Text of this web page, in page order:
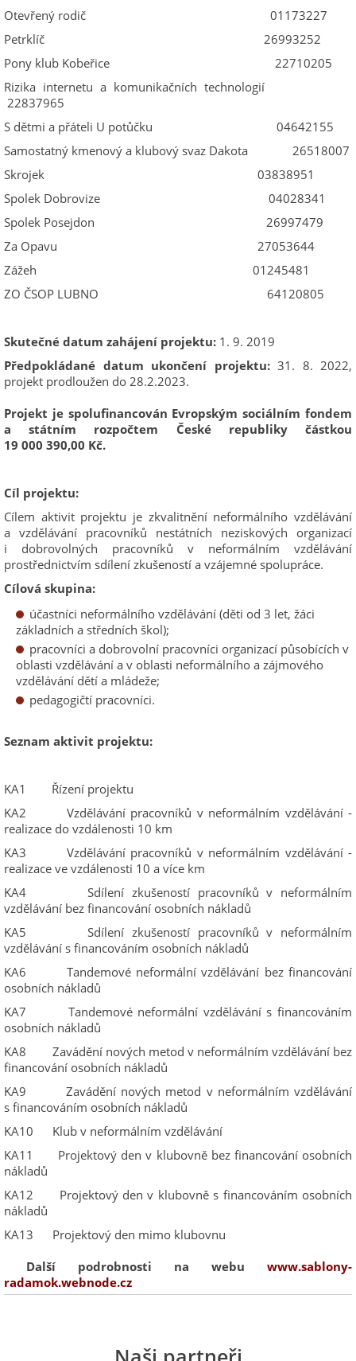
Otevřený rodič 01173227
Petrklíč 26993252
Pony klub Kobeřice 22710205
Rizika internetu a komunikačních technologií
22837965
S dětmi a přáteli U potůčku 04642155
Samostatný kmenový a klubový svaz Dakota 26518007
Skrojek 03838951
Spolek Dobrovize 04028341
Spolek Posejdon 26997479
Za Opavu 27053644
Zážeh 01245481
ZO ČSOP LUBNO 64120805
Skutečné datum zahájení projektu: 1. 9. 2019
Předpokládané datum ukončení projektu:31. 8. 2022,
projekt prodloužen do 28.2.2023.
Projekt je spolufinancován Evropským sociálním fondem
a státním rozpočtem České republiky částkou
19 000 390,00 Kč.
Cíl projektu:
Cílem aktivit projektu je zkvalitnění neformálního vzdělávání
a vzdělávání pracovníků nestátních neziskových organizací
i dobrovolných pracovníků v neformálním vzdělávání
prostřednictvím sdílení zkušeností a vzájemné spolupráce.
Cílová skupina:
účastníci neformálního vzdělávání (děti od 3 let, žáci
základních a středních škol);
pracovníci a dobrovolní pracovníci organizací působících v
oblasti vzdělávání a v oblasti neformálního a zájmového
vzdělávání dětí a mládeže;
pedagogičtí pracovníci.
Seznam aktivit projektu:
KA1 Řízení projektu
KA2 Vzdělávání pracovníků v neformálním vzdělávání -
realizace do vzdálenosti 10 km
KA3 Vzdělávání pracovníků v neformálním vzdělávání -
realizace ve vzdálenosti 10 a více km
KA4 Sdílení zkušeností pracovníků v neformálním
vzdělávání bez financování osobních nákladů
KA5 Sdílení zkušeností pracovníků v neformálním
vzdělávání s financováním osobních nákladů
KA6 Tandemové neformální vzdělávání bez financování
osobních nákladů
KA7 Tandemové neformální vzdělávání s financováním
osobních nákladů
KA8 Zavádění nových metod v neformálním vzdělávání bez
financování osobních nákladů
KA9 Zavádění nových metod v neformálním vzdělávání
s financováním osobních nákladů
KA10 Klub v neformálním vzdělávání
KA11 Projektový den v klubovně bez financování osobních
nákladů
KA12 Projektový den v klubovně s financováním osobních
nákladů
KA13 Projektový den mimo klubovnu
Další podrobnosti na webu www.sablony-
radamok.webnode.cz